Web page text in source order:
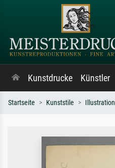
Kunstdrucke Künstler
Startseite Kunststile Illustration